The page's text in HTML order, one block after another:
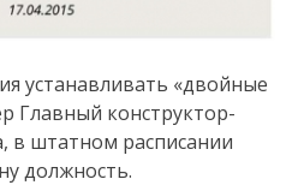
устанавливать «двойные
Главный конструктор-
в штатном расписании
должность.